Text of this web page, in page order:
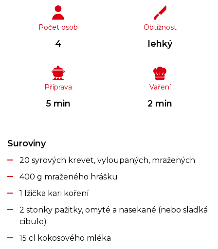
Počet osob
4
Obtížnost
lehký
Příprava
5 min
Vaření
2 min
Suroviny
20 syrových krevet, vyloupaných, mražených
400 g mraženého hrášku
1 lžička kari koření
2 stonky pažitky, omyté a nasekané (nebo sladká
cibule)
15 cl kokosového mléka